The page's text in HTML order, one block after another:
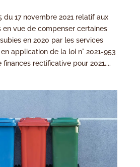
du 17 novembre 2021 relatif aux
en vue de compenser certaines
en 2020 par les services
application de la loi n° 2021-953
finances rectificative pour 2021,...